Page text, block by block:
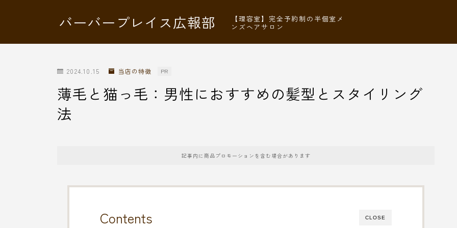
バーバープレイス広報部
【理容室】完全予約制の半個室メ
ンズヘアサロン
2024.10.15 当店の特徴 PR
薄毛と猫っ毛：男性におすすめの髪型とスタイリング
法
記事内に商品プロモーションを含む場合があります
CLOSE
Contents